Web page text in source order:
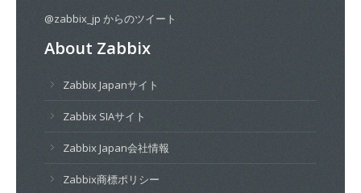
@zabbix_jp からのツイート
About Zabbix
Zabbix Japanサイト
Zabbix SIAサイト
Zabbix Japan会社情報
Zabbix商標ポリシー